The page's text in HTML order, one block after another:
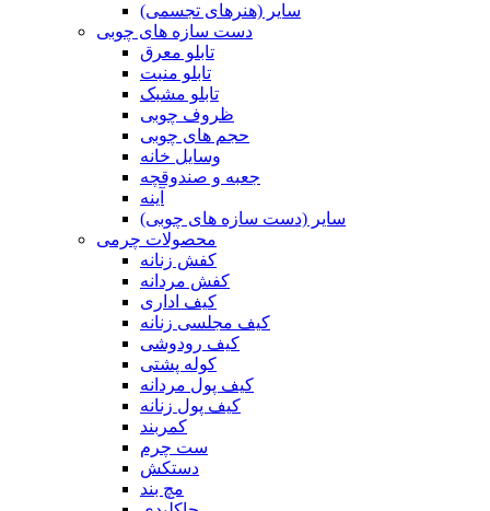
سایر (هنرهای تجسمی)
دست سازه های چوبی
تابلو معرق
تابلو منبت
تابلو مشبک
ظروف چوبی
حجم های چوبی
وسایل خانه
جعبه و صندوقچه
آینه
سایر (دست سازه های چوبی)
محصولات چرمی
کفش زنانه
کفش مردانه
کیف اداری
کیف مجلسی زنانه
کیف رودوشی
کوله پشتی
کیف پول مردانه
کیف پول زنانه
کمربند
ست چرم
دستکش
مچ بند